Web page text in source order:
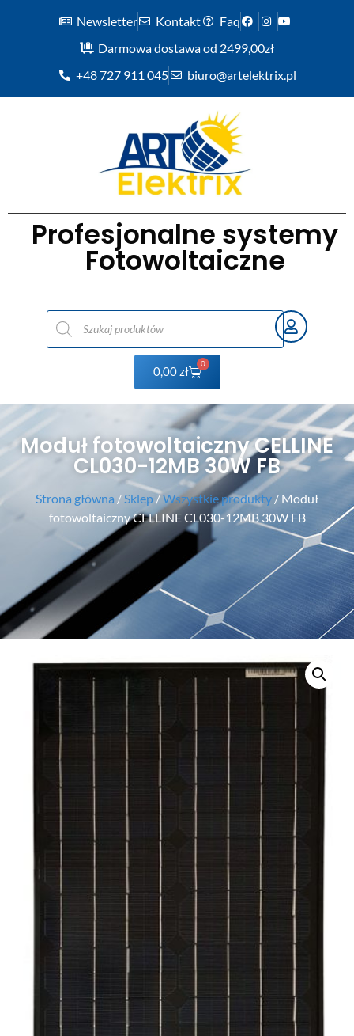
Newsletter Kontakt
Faq
Darmowa dostawa od 2499,00zł
+48 727 911 045
biuro@artelektrix.pl
Profesjonalne systemy
Fotowoltaiczne
0,00zł
0
Moduł fotowoltaiczny CELLINE
CL030-12MB 30W FB
Strona główna / Sklep/Wszystkie produkty / Moduł
fotowoltaiczny CELLINE CL030-12MB 30W FB